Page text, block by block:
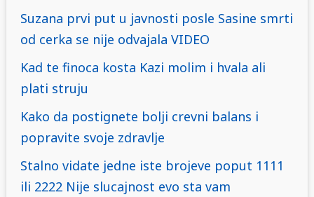
Suzana prvi put u javnosti posle Sasine smrti
od cerka se nije odvajala VIDEO
Kad te finoca kosta Kazi molim i hvala ali
plati struju
Kako da postignete bolji crevni balans i
popravite svoje zdravlje
Stalno vidate jedne iste brojeve poput 1111
ili 2222 Nije slucajnost evo sta vam